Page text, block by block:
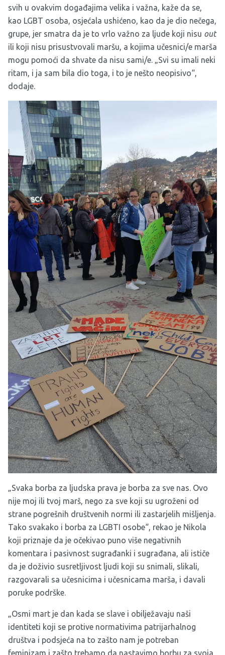
svih u ovakvim događajima velika i važna, kaže da se,
kao LGBT osoba, osjećala ushićeno, kao da je dio nečega,
grupe, jer smatra da je to vrlo važno za ljude koji nisu out
ili koji nisu prisustvovali maršu, a kojima učesnici/e marša
mogu pomoći da shvate da nisu sami/e. „Svi su imali neki
ritam, i ja sam bila dio toga, i to je nešto neopisivo“,
dodaje.
„Svaka borba za ljudska prava je borba za sve nas. Ovo
nije moj ili tvoj marš, nego za sve koji su ugroženi od
strane pogrešnih društvenih normi ili zastarjelih mišljenja.
Tako svakako i borba za LGBTI osobe“, rekao je Nikola
koji priznaje da je očekivao puno više negativnih
komentara i pasivnost sugrađanki i sugrađana, ali ističe
da je doživio susretljivost ljudi koji su snimali, slikali,
razgovarali sa učesnicima i učesnicama marša, i davali
poruke podrške.
„Osmi mart je dan kada se slave i obilježavaju naši
identiteti koji se protive normativima patrijarhalnog
društva i podsjeća na to zašto nam je potreban
feminizam i zašto trebamo da nastavimo borbu za svoja